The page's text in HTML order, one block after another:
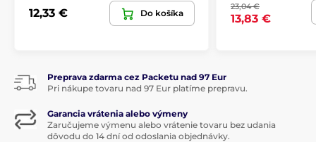
12,33 € Do košíka
23,04 €
13,83 €
Preprava zdarma cez Packetu nad 97 Eur
Pri nákupe tovaru nad 97 Eur platíme prepravu.
Garancia vrátenia alebo výmeny
Zaručujeme výmenu alebo vrátenie tovaru bez udania
dôvodu do 14 dní od odoslania objednávky.